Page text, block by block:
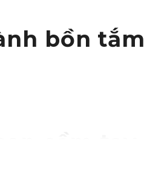
bồn tắm